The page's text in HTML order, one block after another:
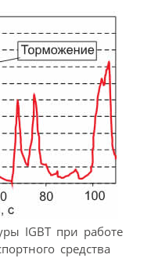
IGBT при работе
средства